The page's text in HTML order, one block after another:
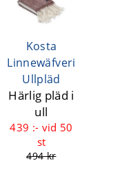
Kosta
Linnewäfveri
Ullpläd
Härlig pläd i
ull
439 :- vid 50
st
494 kr